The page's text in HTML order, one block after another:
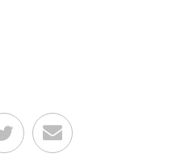
Facebook
Teilen auf Twitter
Per E-Mail senden